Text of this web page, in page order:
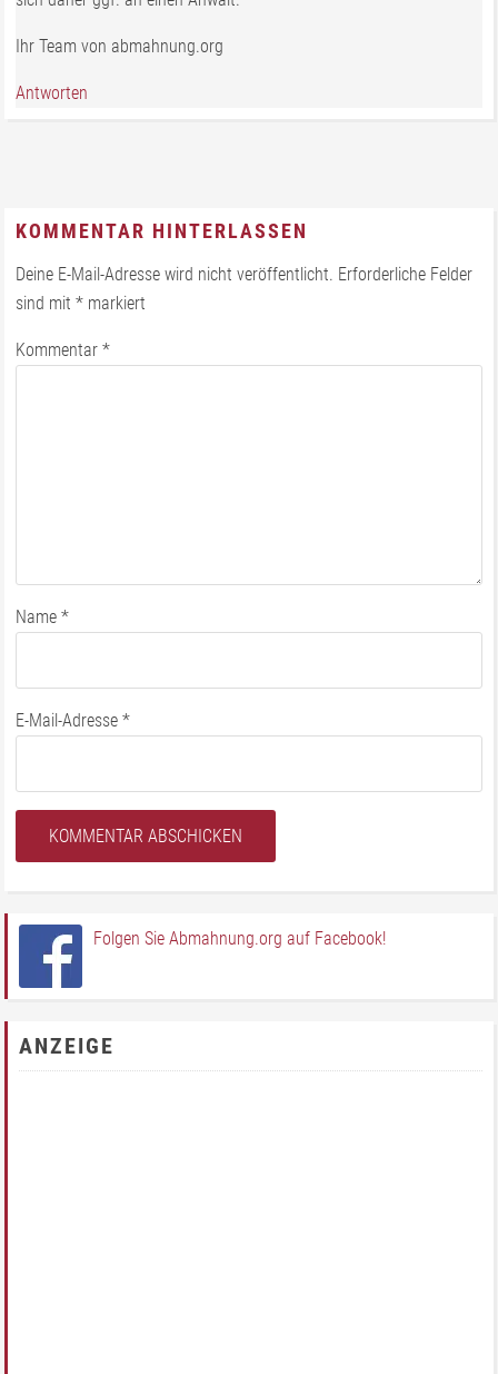
Ihr Team von abmahnung.org
Antworten
KOMMENTAR HINTERLASSEN
Deine E-Mail-Adresse wird nicht veröffentlicht. Erforderliche Felder
sind mit* markiert
Kommentar*
Name*
E-Mail-Adresse*
Folgen Sie Abmahnung.org auf Facebook!
ANZEIGE